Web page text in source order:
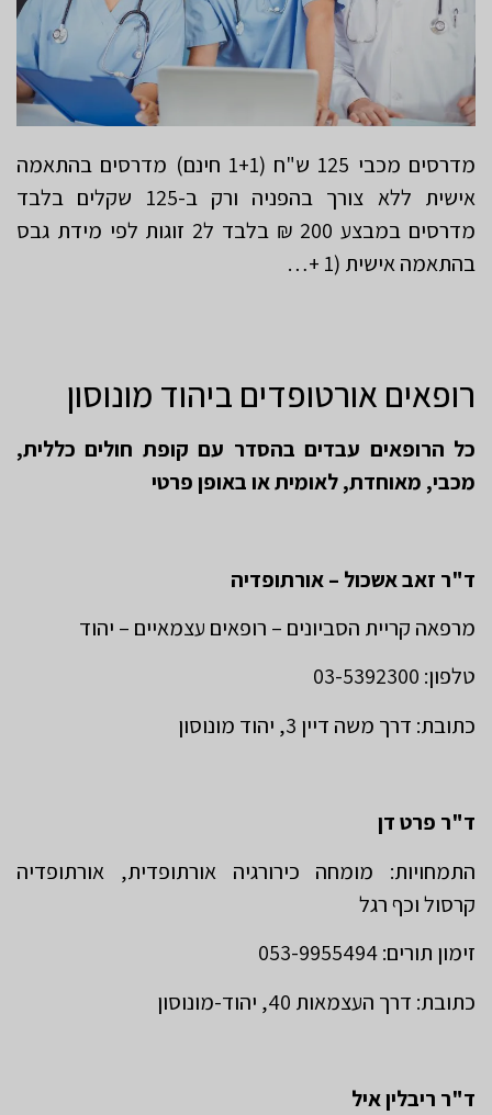
מדרסים מכבי 125 ש"ח (1+1 חינם) מדרסים בהתאמה
אישית ללא צורך בהפניה ורק ב-125 שקלים בלבד
מדרסים במבצע 200 ₪ בלבד ל2 זוגות לפי מידת גבס
בהתאמה אישית (1 +…
רופאים אורטופדים ביהוד מונוסון
כל הרופאים עבדים בהסדר עם קופת חולים כללית,
מכבי, מאוחדת, לאומית או באופן פרטי
ד"ר זאב אשכול – אורתופדיה
מרפאה קריית הסביונים – רופאים עצמאיים – יהוד
טלפון: 03-5392300
כתובת: דרך משה דיין 3, יהוד מונוסון
ד"ר פרט דן
התמחויות: מומחה כירורגיה אורתופדית, אורתופדיה
קרסול וכף רגל
זימון תורים: 053-9955494
כתובת: דרך העצמאות 40, יהוד-מונוסון
ד"ר ריבלין איל